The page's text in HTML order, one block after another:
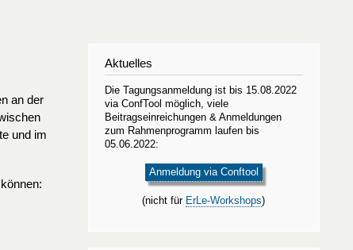
an der
und im
Aktuelles
Die Tagungsanmeldung ist bis 15.08.2022
via ConfTool möglich, viele
Beitragseinreichungen & Anmeldungen
zum Rahmenprogramm laufen bis
05.06.2022:
Anmeldung via Conftool
(nicht für ErLe-Workshops)